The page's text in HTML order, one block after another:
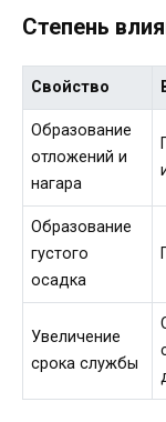
Степень
Свойство
Образование
отложений и
нагара
Образование
густого
осадка
Увеличение
срока службы